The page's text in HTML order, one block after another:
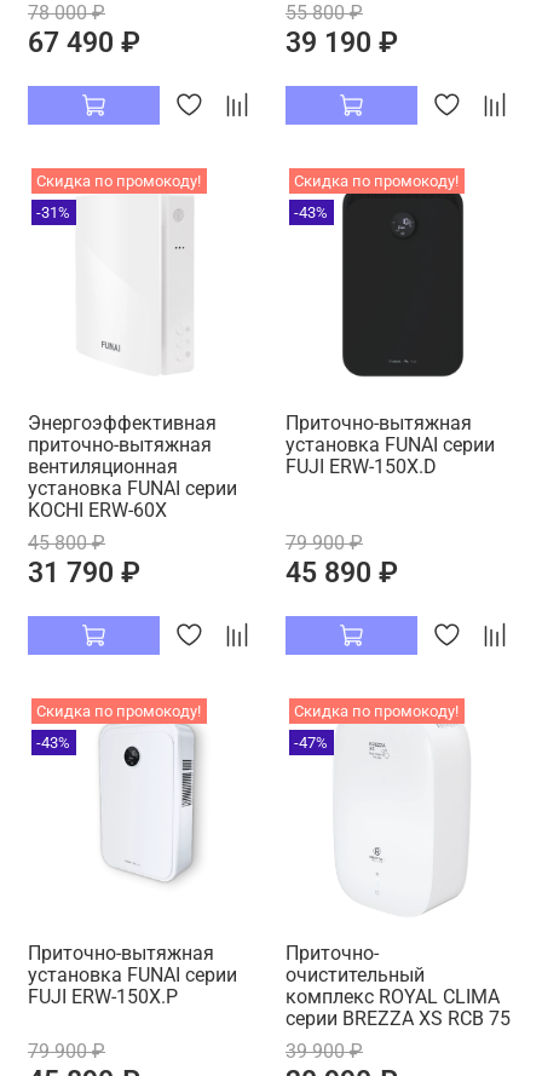
78 000 ₽
67 490 ₽
55 800 ₽
39 190 ₽
Скидка по промокоду!
-31%
Энергоэффективная
приточно-вытяжная
вентиляционная
установка FUNAI серии
KOCHI ERW-60X
45 800 ₽
31 790 ₽
Скидка по промокоду!
-43%
Приточно-вытяжная
установка FUNAI серии
FUJI ERW-150X.D
79 900 ₽
45 890 ₽
Скидка по промокоду!
-43%
Приточно-вытяжная
установка FUNAI серии
FUJI ERW-150X.P
79 900 ₽
Скидка по промокоду!
-47%
Приточно-
очистительный
комплекс ROYAL CLIMA
серии BREZZA XS RCB 75
39 900 ₽